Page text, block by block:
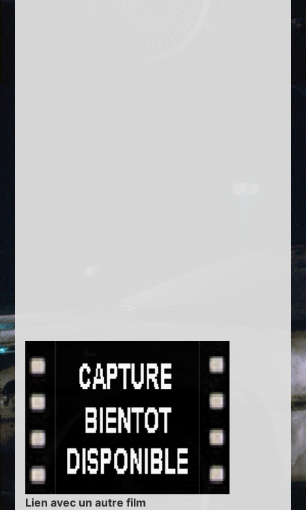
Lien avec un autre film